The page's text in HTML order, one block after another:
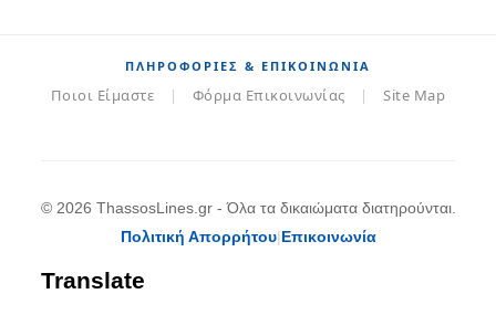
ΠΛΗΡΟΦΟΡΊΕΣ & ΕΠΙΚΟΙΝΩΝΊΑ
Ποιοι Είμαστε | Φόρμα Επικοινωνίας | Site Map
© 2026 ThassosLines.gr - Όλα τα δικαιώματα διατηρούνται.
Πολιτική Απορρήτου|Επικοινωνία
Translate